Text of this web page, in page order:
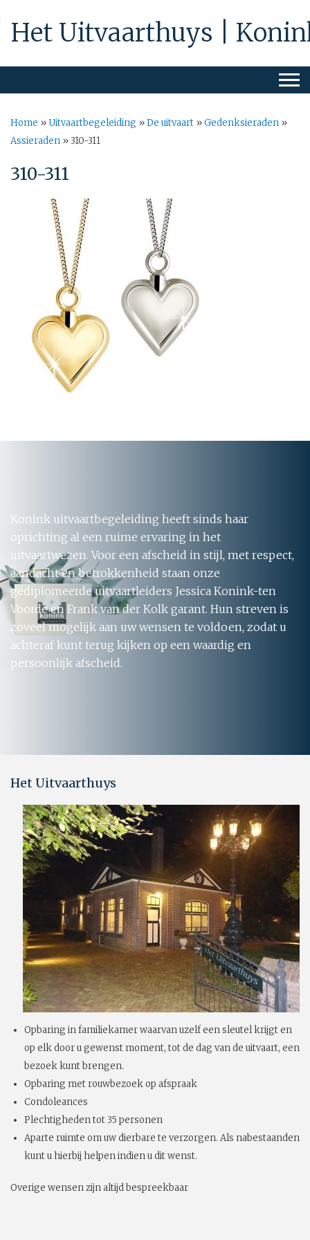
Het Uitvaarthuys |
Home »Uitvaartbegeleiding »De uitvaart »Gedenksieraden »
Assieraden »310-311
310-311
Konink uitvaartbegeleiding heeft sinds haar
oprichting al een ruime ervaring in het
uitvaartwezen. Voor een afscheid in stijl, met respect,
aandacht en betrokkenheid staan onze
gediplomeerde uitvaartleiders Jessica Konink-ten
Voorde en Frank van der Kolk garant. Hun streven is
zoveel mogelijk aan uw wensen te voldoen, zodat u
achteraf kunt terug kijken op een waardig en
persoonlijk afscheid.
Het Uitvaarthuys
Opbaring in familiekamer waarvan uzelf een sleutel krijgt en
op elk door u gewenst moment, tot de dag van de uitvaart, een
bezoek kunt brengen.
Opbaring met rouwbezoek op afspraak
Condoleances
Plechtigheden tot 35 personen
Aparte ruimte om uw dierbare te verzorgen. Als nabestaanden
kunt u hierbij helpen indien u dit wenst.
Overige wensen zijn altijd bespreekbaar